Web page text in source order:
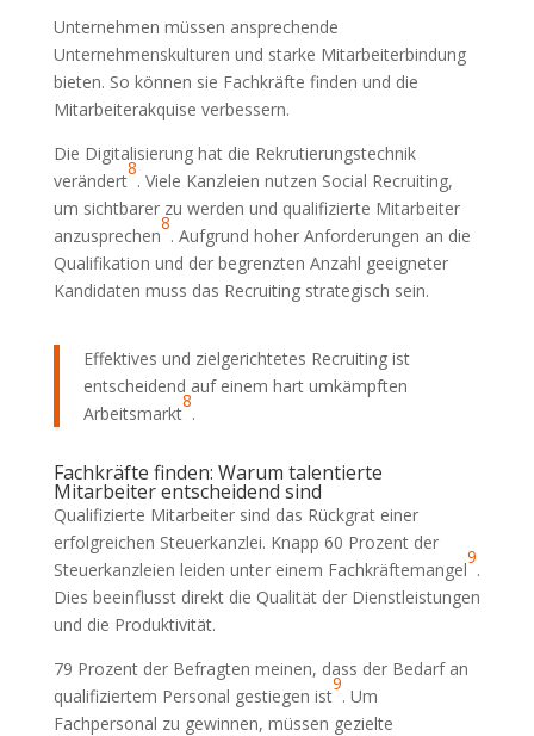
Unternehmen müssen ansprechende
Unternehmenskulturen und starke Mitarbeiterbindung
bieten. So können sie Fachkräfte finden und die
Mitarbeiterakquise verbessern.
Die Digitalisierung hat die Rekrutierungstechnik
verändert
8
. Viele Kanzleien nutzen Social Recruiting,
um sichtbarer zu werden und qualifizierte Mitarbeiter
anzusprechen
8
. Aufgrund hoher Anforderungen an die
Qualifikation und der begrenzten Anzahl geeigneter
Kandidaten muss das Recruiting strategisch sein.
Effektives und zielgerichtetes Recruiting ist
entscheidend auf einem hart umkämpften
Arbeitsmarkt
8
.
Fachkräfte finden: Warum talentierte
Mitarbeiter entscheidend sind
Qualifizierte Mitarbeiter sind das Rückgrat einer
erfolgreichen Steuerkanzlei. Knapp 60 Prozent der
Steuerkanzleien leiden unter einem Fachkräftemangel
9
.
Dies beeinflusst direkt die Qualität der Dienstleistungen
und die Produktivität.
79 Prozent der Befragten meinen, dass der Bedarf an
qualifiziertem Personal gestiegen ist
9
. Um
Fachpersonal zu gewinnen, müssen gezielte